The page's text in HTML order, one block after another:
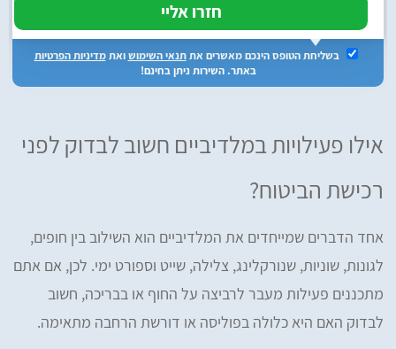
בשליחת הטופס הינכם מאשרים אתתנאי השימושואתמדיניות הפרטיות
באתר. השירות ניתן בחינם!
אילו פעילויות במלדיביים חשוב לבדוק לפני
רכישת הביטוח?
אחד הדברים שמייחדים את המלדיביים הוא השילוב בין חופים,
לגונות, שוניות, שנורקלינג, צלילה, שייט וספורט ימי. לכן, אם אתם
מתכננים פעילות מעבר לרביצה על החוף או בבריכה, חשוב
לבדוק האם היא כלולה בפוליסה או דורשת הרחבה מתאימה.